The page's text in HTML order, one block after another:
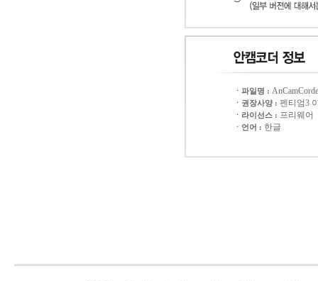
ㆍ파일명 :
ㆍ권장사양 : 펜티엄3
ㆍ라이선스 : 프리웨어
ㆍ언어 : 한글